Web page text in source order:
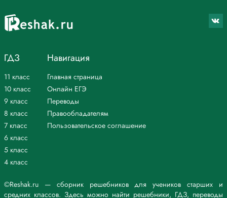
©Reshak.ru — сборник решебников для учеников старших и
средних классов. Здесь можно найти решебники, ГДЗ, переводы
ГДЗ
11 класс
10 класс
9 класс
8 класс
7 класс
6 класс
5 класс
4 класс
Навигация
Главная страница
Онлайн ЕГЭ
Переводы
Правообладателям
Пользовательское соглашение